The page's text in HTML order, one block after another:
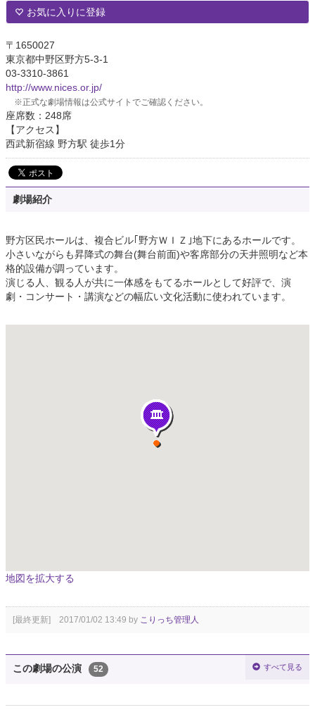
お気に入りに登録
〒1650027
東京都中野区野方5-3-1
03-3310-3861
http://www.nices.or.jp/
※正式な劇場情報は公式サイトでご確認ください。
座席数：248席
【アクセス】
西武新宿線 野方駅 徒歩1分
劇場紹介
野方区民ホールは、複合ビル｢野方ＷＩＺ｣地下にあるホールです。
小さいながらも昇降式の舞台(舞台前面)や客席部分の天井照明など本
格的設備が調っています。
演じる人、観る人が共に一体感をもてるホールとして好評で、演
劇・コンサート・講演などの幅広い文化活動に使われています。
地図を拡大する
[最終更新] 2017/01/02 13:49 by こりっち管理人
この劇場の公演 52 すべて見る